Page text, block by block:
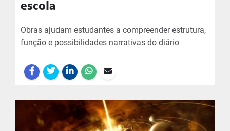
escola
Obras ajudam estudantes a compreender estrutura,
função e possibilidades narrativas do diário